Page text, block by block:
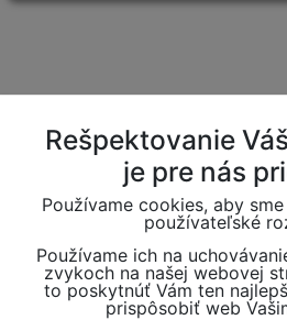
Rešpektovanie
je pre nás
Používame cookies, aby
používateľské
Používame ich na
zvykoch na našej webovej
to poskytnúť Vám ten
prispôsobiť web